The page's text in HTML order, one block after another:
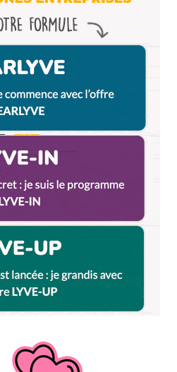
e-mail et mon site dans le
commentaire.